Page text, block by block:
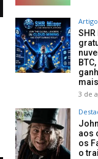
mais
3 de
aos
os
o